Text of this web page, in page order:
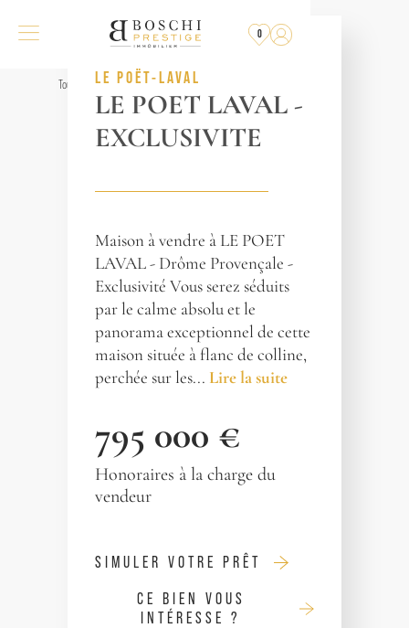
0
Tous les biensLE POËT-LAVAL
LE POET LAVAL -
EXCLUSIVITE
Maison à vendre à LE POET
LAVAL - Drôme Provençale -
Exclusivité Vous serez séduits
par le calme absolu et le
panorama exceptionnel de cette
maison située à flanc de colline,
perchée sur les... Lire la suite
795 000 €
Honoraires à la charge du
vendeur
SIMULER VOTRE PRÊT
CE BIEN VOUS
INTÉRESSE ?